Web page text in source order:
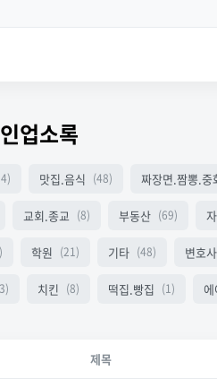
업소록
맛집.음식 (48) 짜장면.짬뽕.중
교회.종교 (8) 부동산 (69)
학원 (21) 기타 (48) 변호사
치킨 (8) 떡집.빵집 (1)
제목